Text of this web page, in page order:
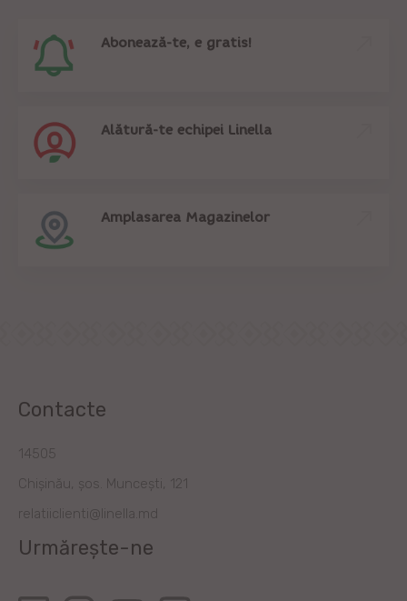
Abonează-te, e gratis!
Alătură-te echipei Linella
Amplasarea Magazinelor
Contacte
14505
Chișinău, șos. Muncești, 121
relatiiclienti@linella.md
Urmărește-ne